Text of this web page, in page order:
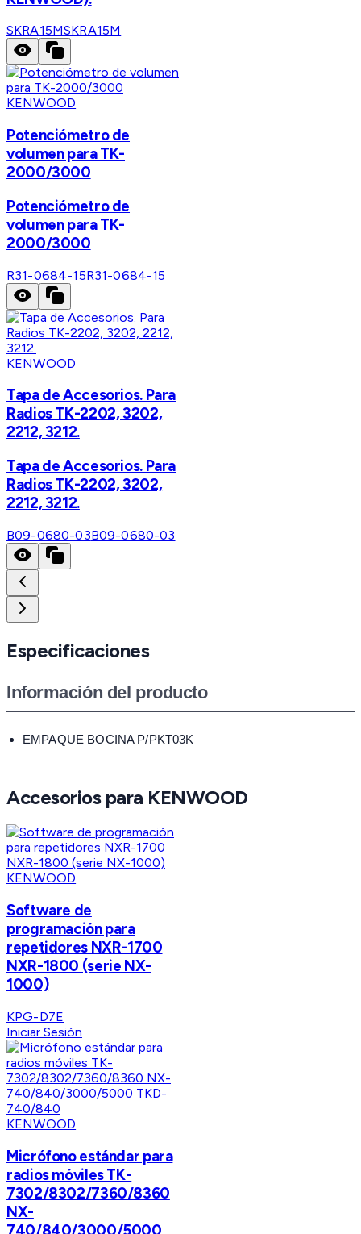
SKRA15MSKRA15M
KENWOOD
Potenciómetro de
volumen para TK-
2000/3000
Potenciómetro de
volumen para TK-
2000/3000
R31-0684-15R31-0684-15
KENWOOD
Tapa de Accesorios. Para
Radios TK-2202, 3202,
2212, 3212.
Tapa de Accesorios. Para
Radios TK-2202, 3202,
2212, 3212.
B09-0680-03B09-0680-03
Especificaciones
Información del producto
EMPAQUE BOCINA P/PKT03K
Accesorios para KENWOOD
KENWOOD
Software de
programación para
repetidores NXR-1700
NXR-1800 (serie NX-
1000)
KPG-D7E
Iniciar Sesión
KENWOOD
Micrófono estándar para
radios móviles TK-
7302/8302/7360/8360
NX-
740/840/3000/5000